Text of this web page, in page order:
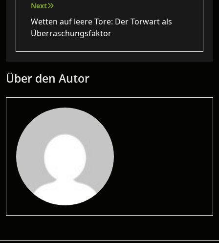
Next
Wetten auf leere Tore: Der Torwart als
Überraschungsfaktor
Über den Autor